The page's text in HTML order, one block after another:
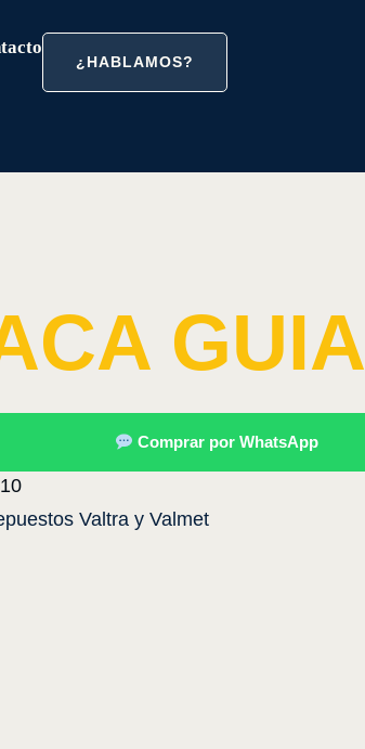
¿HABLAMOS?
GUIA
Comprar por WhatsApp
Valtra y Valmet